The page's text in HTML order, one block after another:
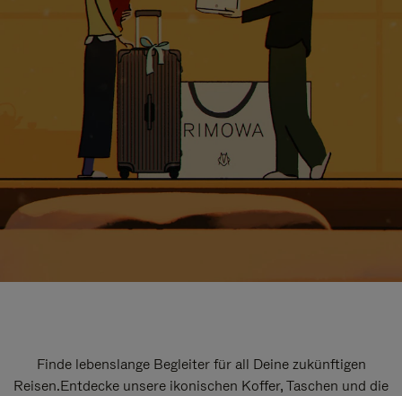
Finde lebenslange Begleiter für all Deine zukünftigen
Reisen.Entdecke unsere ikonischen Koffer, Taschen und die